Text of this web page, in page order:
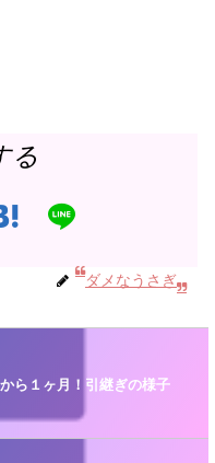
る
ダメなうさぎ
ら１ヶ月！引継ぎの様子